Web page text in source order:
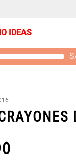
IDEAS
2 Almohadas